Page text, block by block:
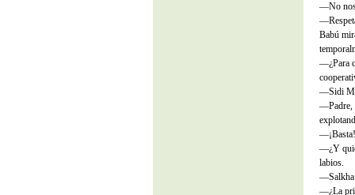
—No nos
Babú
—¿Para
—Sidi
—Padre,
—¡Basta!
—¿Y
labios.
—Salkha
—¿La